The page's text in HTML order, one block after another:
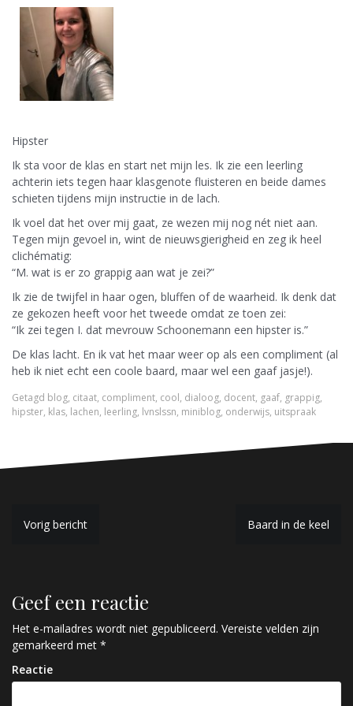
Hipster
Ik sta voor de klas en start net mijn les. Ik zie een leerling
achterin iets tegen haar klasgenote fluisteren en beide dames
schieten tijdens mijn instructie in de lach.
Ik voel dat het over mij gaat, ze wezen mij nog nét niet aan.
Tegen mijn gevoel in, wint de nieuwsgierigheid en zeg ik heel
clichématig:
“M. wat is er zo grappig aan wat je zei?”
Ik zie de twijfel in haar ogen, bluffen of de waarheid. Ik denk dat
ze gekozen heeft voor het tweede omdat ze toen zei:
“Ik zei tegen I. dat mevrouw Schoonemann een hipster is.”
De klas lacht. En ik vat het maar weer op als een compliment (al
heb ik niet echt een coole baard, maar wel een gaaf jasje!).
Getagd blog, citaat, compliment, cool, dialoog, docent, gaaf, grappig,
hipster, klas, lachen, leerling, lvnslssn, miniblog, onderwijs, uitspraak
B
i
c
h
t
Vorig bericht Baard in de keel
Geef een reactie
Het e-mailadres wordt niet gepubliceerd. Vereiste velden zijn
gemarkeerd met *
Reactie